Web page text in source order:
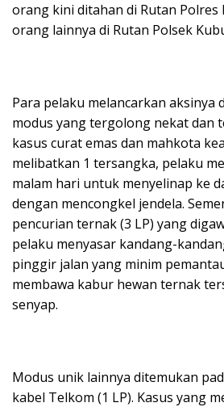
orang kini ditahan di Rutan Polres
orang lainnya di Rutan Polsek
Para pelaku melancarkan aksinya
modus yang tergolong nekat dan
kasus curat emas dan mahkota
melibatkan 1 tersangka, pelaku
malam hari untuk menyelinap ke
dengan mencongkel jendela.
pencurian ternak (3 LP) yang
pelaku menyasar kandang-
pinggir jalan yang minim
membawa kabur hewan ternak
senyap.
Modus unik lainnya ditemukan
kabel Telkom (1 LP). Kasus yang